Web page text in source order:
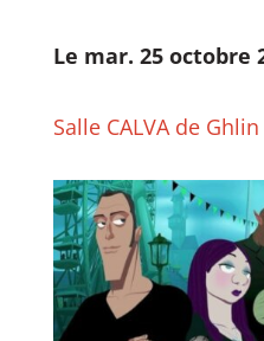
Le mar. 25 octobre
Salle CALVA de Ghlin